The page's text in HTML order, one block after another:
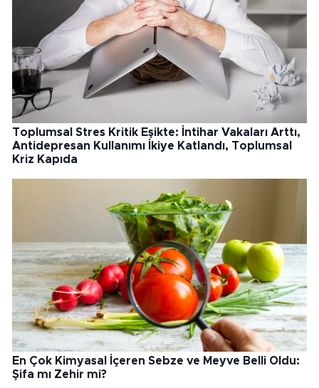
Toplumsal Stres Kritik Eşikte: İntihar Vakaları Arttı,
Antidepresan Kullanımı İkiye Katlandı, Toplumsal
Kriz Kapıda
En Çok Kimyasal İçeren Sebze ve Meyve Belli Oldu:
Şifa mı Zehir mi?